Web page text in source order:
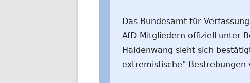
Das Bundesamt für
AfD-Mitgliedern offiziell unter
Haldenwang sieht sich
extremistische" Bestrebungen